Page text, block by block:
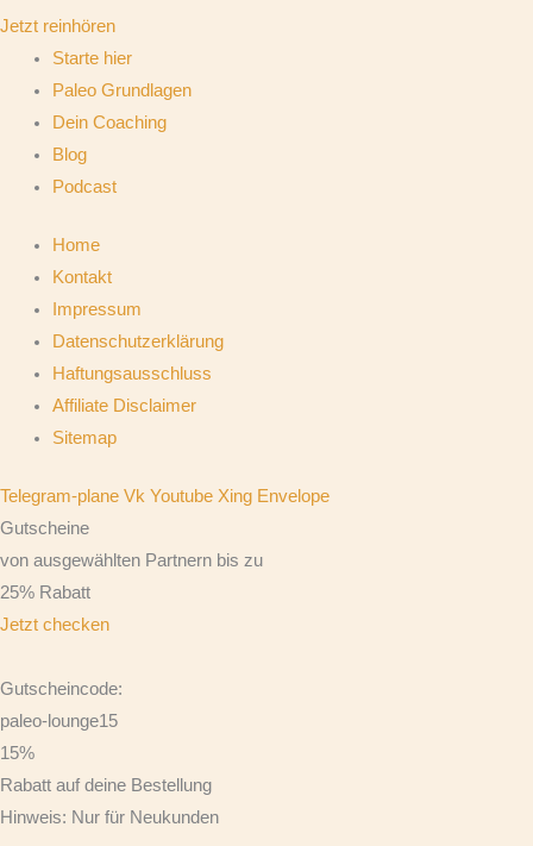
Jetzt reinhören
Starte hier
Paleo Grundlagen
Dein Coaching
Blog
Podcast
Home
Kontakt
Impressum
Datenschutzerklärung
Haftungsausschluss
Affiliate Disclaimer
Sitemap
Telegram-plane Vk Youtube Xing Envelope
Gutscheine
von ausgewählten Partnern bis zu
25% Rabatt
Jetzt checken
Gutscheincode:
paleo-lounge15
15%
Rabatt auf deine Bestellung
Hinweis: Nur für Neukunden